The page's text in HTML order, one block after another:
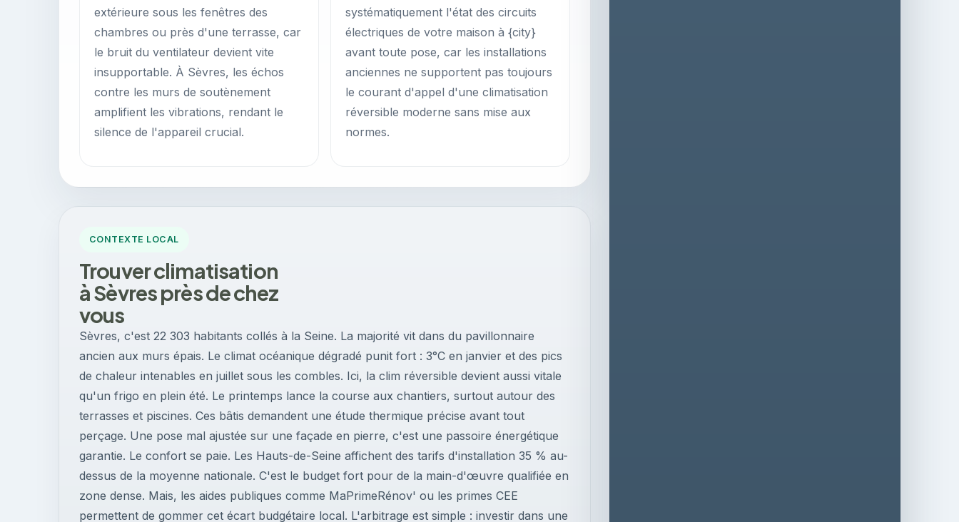
extérieure sous les fenêtres des
chambres ou près d'une terrasse, car
le bruit du ventilateur devient vite
insupportable. À Sèvres, les échos
contre les murs de soutènement
amplifient les vibrations, rendant le
silence de l'appareil crucial.
systématiquement l'état des circuits
électriques de votre maison à {city}
avant toute pose, car les installations
anciennes ne supportent pas toujours
le courant d'appel d'une climatisation
réversible moderne sans mise aux
normes.
CONTEXTE LOCAL
Trouver climatisation
à Sèvres près de chez
vous
Sèvres, c'est 22 303 habitants collés à la Seine. La majorité vit dans du pavillonnaire
ancien aux murs épais. Le climat océanique dégradé punit fort : 3°C en janvier et des pics
de chaleur intenables en juillet sous les combles. Ici, la clim réversible devient aussi vitale
qu'un frigo en plein été. Le printemps lance la course aux chantiers, surtout autour des
terrasses et piscines. Ces bâtis demandent une étude thermique précise avant tout
perçage. Une pose mal ajustée sur une façade en pierre, c'est une passoire énergétique
garantie. Le confort se paie. Les Hauts-de-Seine affichent des tarifs d'installation 35 % au-
dessus de la moyenne nationale. C'est le budget fort pour de la main-d'œuvre qualifiée en
zone dense. Mais, les aides publiques comme MaPrimeRénov' ou les primes CEE
permettent de gommer cet écart budgétaire local. L'arbitrage est simple : investir dans une